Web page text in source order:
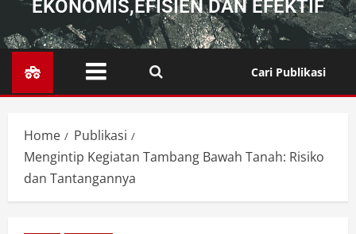
EKONOMIS,EFISIEN DAN EFEKTIF
Cari Publikasi
Home
Publikasi
Mengintip Kegiatan Tambang Bawah Tanah: Risiko
dan Tantangannya